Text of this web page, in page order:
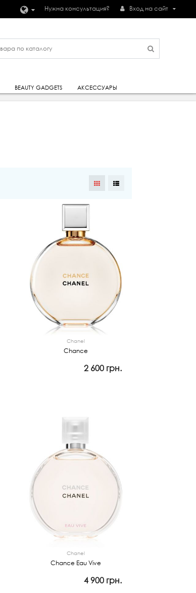
Нужна консультация? Вход на сайт
BEAUTY GADGETS АКСЕССУАРЫ
Chanel
Chance
2 600 грн.
Chanel
Chance Eau Vive
4 900 грн.